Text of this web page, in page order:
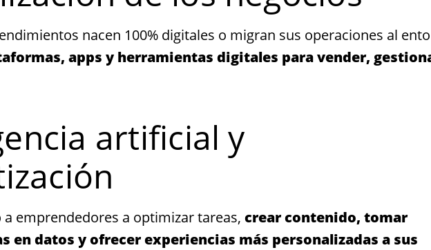
nacen 100% digitales o migran sus operaciones al
apps y herramientas digitales para vender,
artificial y
a emprendedores a optimizar tareas, crear contenido, tomar
en datos y ofrecer experiencias más personalizadas a sus